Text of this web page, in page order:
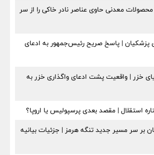
معدنی حاوی عناصر نادر خاکی را از سر
پزشکیان | پاسخ صریح رئیس‌جمهور به ادعای
خزر | واقعیت پشت ادعای واگذاری خزر به
استقلال | مقصد بعدی پرسپولیس یا اروپا؟
بر سر مسیر جدید تنگه هرمز | جزئیات بیانیه